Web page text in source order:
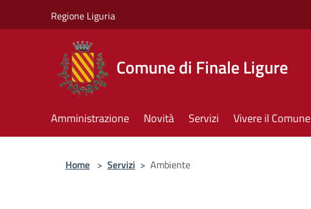
Regione Liguria
Comune di Finale Ligure
Amministrazione Novità Servizi Vivere il Comune
Home > Servizi > Ambiente